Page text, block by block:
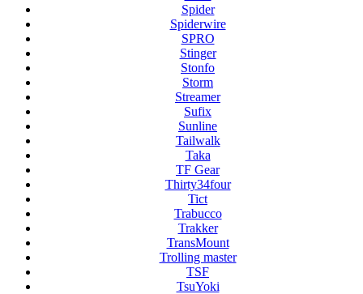
Spider
Spiderwire
SPRO
Stinger
Stonfo
Storm
Streamer
Sufix
Sunline
Tailwalk
Taka
TF Gear
Thirty34four
Tict
Trabucco
Trakker
TransMount
Trolling master
TSF
TsuYoki